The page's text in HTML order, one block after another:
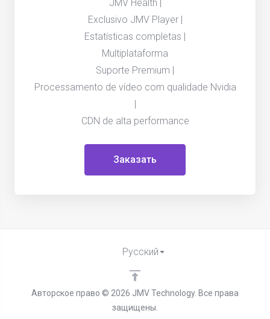
JMV Health |
Exclusivo JMV Player |
Estatísticas completas |
Multiplataforma
Suporte Premium |
Processamento de vídeo com qualidade Nvidia
|
CDN de alta performance
Заказать
Авторское право © 2026 JMV Technology. Все права
защищены.
Русский